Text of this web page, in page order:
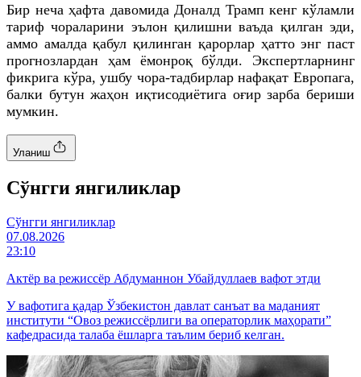
Бир неча ҳафта давомида Доналд Трамп кенг кўламли
тариф чораларини эълон қилишни ваъда қилган эди,
аммо амалда қабул қилинган қарорлар ҳатто энг паст
прогнозлардан ҳам ёмонроқ бўлди. Экспертларнинг
фикрига кўра, ушбу чора-тадбирлар нафақат Европага,
балки бутун жаҳон иқтисодиётига оғир зарба бериши
мумкин.
Уланиш
Cўнгги янгиликлар
Cўнгги янгиликлар
07.08.2026
23:10
Актёр ва режиссёр Абдуманнон Убайдуллаев вафот этди
У вафотига қадар Ўзбекистон давлат санъат ва маданият
институти “Овоз режиссёрлиги ва операторлик маҳорати”
кафедрасида талаба ёшларга таълим бериб келган.